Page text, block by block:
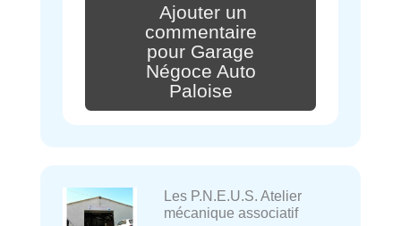
Ajouter un
commentaire
pour Garage
Négoce Auto
Paloise
Les P.N.E.U.S. Atelier
mécanique associatif